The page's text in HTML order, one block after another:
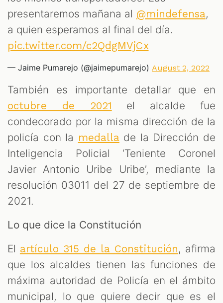
presentaremos mañana al @mindefensa,
a quien esperamos al final del día.
pic.twitter.com/c2QdgMVjCx
— Jaime Pumarejo (@jaimepumarejo) August 2, 2022
También es importante detallar que en
octubre de 2021 el alcalde fue
condecorado por la misma dirección de la
policía con la medallade la Dirección de
Inteligencia Policial ‘Teniente Coronel
Javier Antonio Uribe Uribe’, mediante la
resolución 03011 del 27 de septiembre de
2021.
Lo que dice la Constitución
El artículo 315 de la Constitución, afirma
que los alcaldes tienen las funciones de
máxima autoridad de Policía en el ámbito
municipal, lo que quiere decir que es el